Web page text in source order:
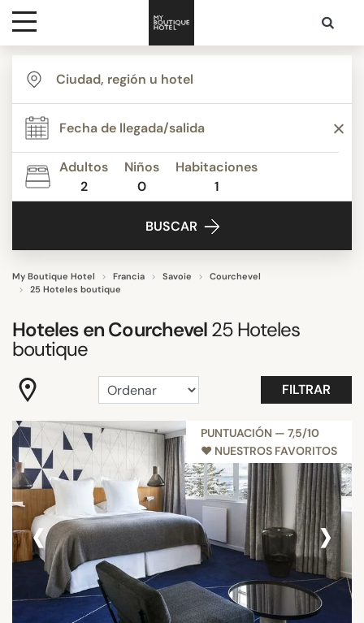
Destinos
Inspiración
Contacto
Adultos
2
Niños
0
Habitaciones
1
BUSCAR
My Boutique Hotel Francia Savoie
Courchevel
25 Hoteles boutique
Hoteles enCourchevel25Hoteles
boutique
FILTRAR
ESTILO
Apartamentos
Boutique Hotels de Lujo
Casas de Vacaciones
Chalets de Esquí
Hoteles de esquí
Hoteles de Lujo & Palacios
TEMÁTICA
Favoritos
Habitaciones con vistas
Recónditos
Románticos
Mostrar más
SERVICIOS
Balcones
Gimnasio
Habitación familiar
PUNTUACIÓN — 7,5/10
♥︎ NUESTROS FAVORITOS
‹ ›